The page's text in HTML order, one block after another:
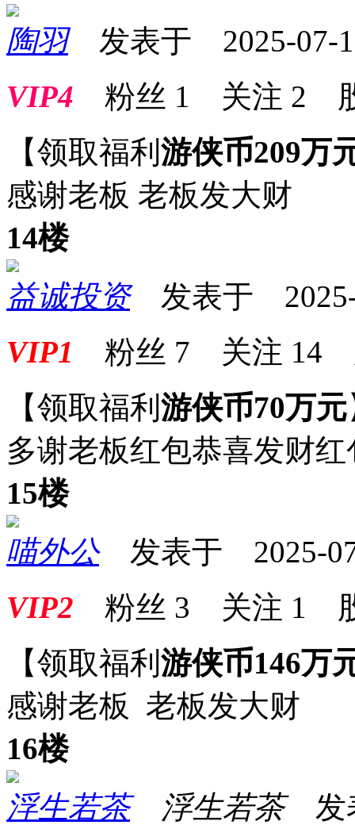
陶羽发表于 2025-07-
VIP4 粉丝 1 关注 2
【领取福利 游侠币209万
感谢老板 老板发大财
14楼
益诚投资发表于 2025-
VIP1 粉丝 7 关注 14
【领取福利 游侠币70万元
多谢老板红包恭喜发财
15楼
喵外公发表于 2025-
VIP2 粉丝 3 关注 1
【领取福利 游侠币146万
感谢老板 老板发大财
16楼
浮生若茶
浮生若茶发